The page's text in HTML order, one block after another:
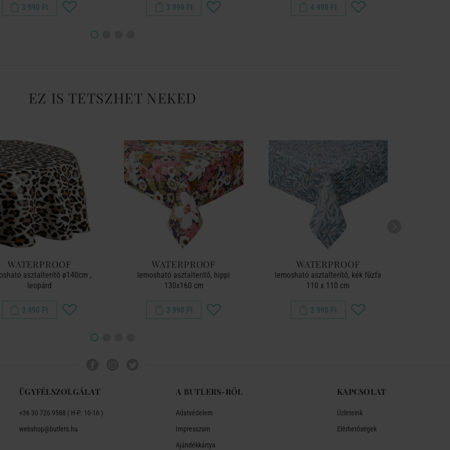
3 990 Ft 3 990 Ft 4 490 Ft
EZ IS TETSZHET NEKED
WATERPROOF
asztalterítő ø140cm ,
leopárd
3 490 Ft
WATERPROOF
lemosható asztalterítő, hippi
130x160 cm
3 990 Ft
WATERPROOF
lemosható asztalterítő, kék fűzfa
110 x 110 cm
2 990 Ft
ÜGYFÉLSZOLGÁLAT
+36 30 726 9588 ( H-P: 10-16 )
webshop@butlers.hu
A BUTLERS-RŐL
Adatvédelem
Impresszum
Ajándékkártya
KAPCSOLAT
Üzleteink
Elérhetőségek